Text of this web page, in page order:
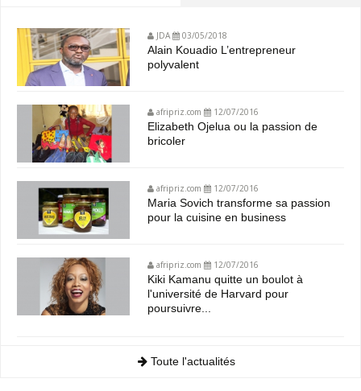
JDA 03/05/2018
Alain Kouadio L’entrepreneur
polyvalent
afripriz.com 12/07/2016
Elizabeth Ojelua ou la passion de
bricoler
afripriz.com 12/07/2016
Maria Sovich transforme sa passion
pour la cuisine en business
afripriz.com 12/07/2016
Kiki Kamanu quitte un boulot à
l'université de Harvard pour
poursuivre...
Toute l'actualités